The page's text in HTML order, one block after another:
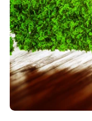
UK & Ireland
USA & Canada